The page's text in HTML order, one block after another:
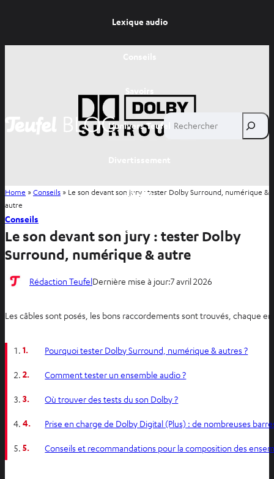
Lexique audio
L’univers Teufel
Site FR
Site BE
Rechercher
Home »Conseils » Le son devant son jury : tester Dolby Surround, numérique &
autre
Conseils
Le son devant son jury : tester Dolby
Surround, numérique & autre
Rédaction TeufelDernière mise à jour:7 avril 2026
Les câbles sont posés, les bons raccordements sont trouvés, chaque
1. Pourquoi tester Dolby Surround, numérique & autres ?
2. Comment tester un ensemble audio ?
3. Où trouver des tests du son Dolby ?
4. Prise en charge de Dolby Digital (Plus) : de nombreuses
5. Conseils et recommandations pour la composition des